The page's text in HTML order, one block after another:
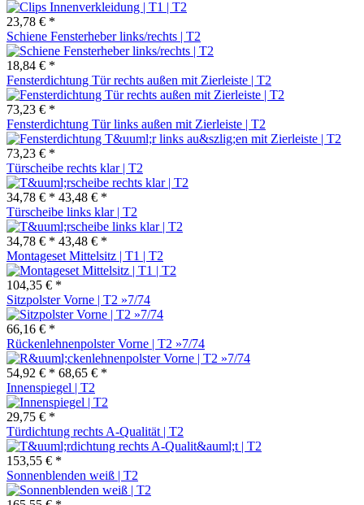
23,78 € *
Schiene Fensterheber links/rechts | T2
18,84 € *
Fensterdichtung Tür rechts außen mit Zierleiste | T2
73,23 € *
Fensterdichtung Tür links außen mit Zierleiste | T2
73,23 € *
Türscheibe rechts klar | T2
34,78 € * 43,48 € *
Türscheibe links klar | T2
34,78 € * 43,48 € *
Montageset Mittelsitz | T1 | T2
104,35 € *
Sitzpolster Vorne | T2 »7/74
66,16 € *
Rückenlehnenpolster Vorne | T2 »7/74
54,92 € * 68,65 € *
Innenspiegel | T2
29,75 € *
Türdichtung rechts A-Qualität | T2
153,55 € *
Sonnenblenden weiß | T2